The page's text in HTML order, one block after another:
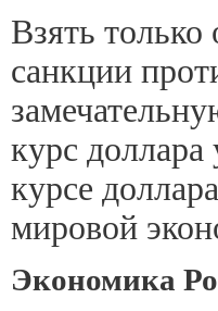
Взять
санкции
курс доллара
курсе
мировой
Экономика